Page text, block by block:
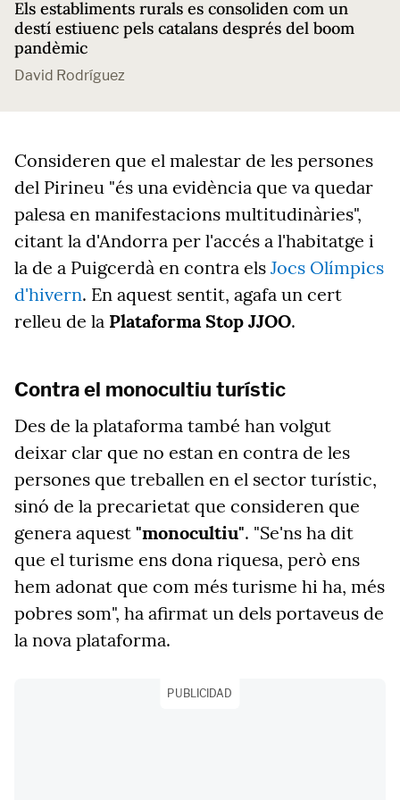
Els establiments rurals es consoliden com un
destí estiuenc pels catalans després del boom
pandèmic
David Rodríguez
Consideren que el malestar de les persones
del Pirineu "és una evidència que va quedar
palesa en manifestacions multitudinàries",
citant la d'Andorra per l'accés a l'habitatge i
la de a Puigcerdà en contra els Jocs Olímpics
d'hivern. En aquest sentit, agafa un cert
relleu de la Plataforma Stop JJOO.
Contra el monocultiu turístic
Des de la plataforma també han volgut
deixar clar que no estan en contra de les
persones que treballen en el sector turístic,
sinó de la precarietat que consideren que
genera aquest "monocultiu". "Se'ns ha dit
que el turisme ens dona riquesa, però ens
hem adonat que com més turisme hi ha, més
pobres som", ha afirmat un dels portaveus de
la nova plataforma.
PUBLICIDAD